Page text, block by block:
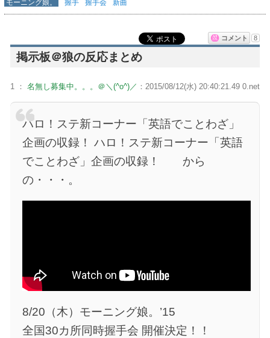
モーニング娘。
握手 握手会 新曲
コメント 8
掲示板＠狼の反応まとめ
1 ： 名無し募集中。。。＠＼(^o^)／ ：2015/08/12(水) 20:40:21.49 0.net
ハロ！ステ新コーナー「英語でことわざ」
企画の収録！ ハロ！ステ新コーナー「英語
でことわざ」企画の収録！ から
の・・・。
8/20（木）モーニング娘。’15
全国30カ所同時握手会 開催決定！！